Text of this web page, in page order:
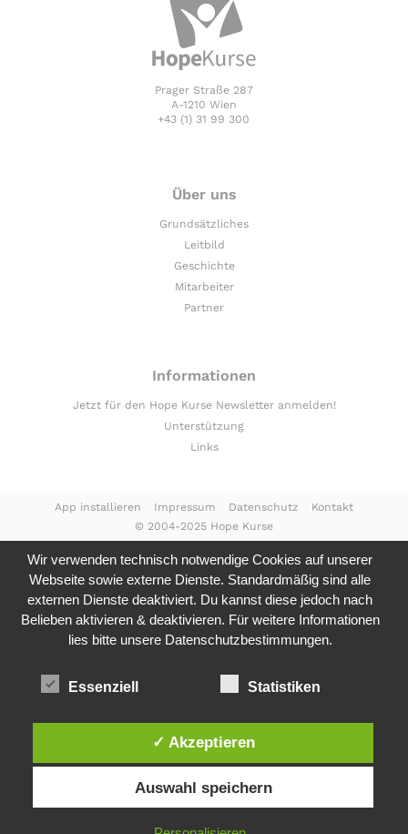
Prager Straße 287
A-1210 Wien
+43 (1) 31 99 300
Über uns
Grundsätzliches
Leitbild
Geschichte
Mitarbeiter
Partner
Informationen
Jetzt für den Hope Kurse Newsletter anmelden!
Unterstützung
Links
© 2004-2025 Hope Kurse
App installieren Impressum Datenschutz Kontakt
Wir verwenden technisch notwendige Cookies auf unserer
Webseite sowie externe Dienste. Standardmäßig sind alle
externen Dienste deaktiviert. Du kannst diese jedoch nach
Belieben aktivieren & deaktivieren. Für weitere Informationen
lies bitte unsere Datenschutzbestimmungen.
Essenziell Statistiken
✓ Akzeptieren
Auswahl speichern